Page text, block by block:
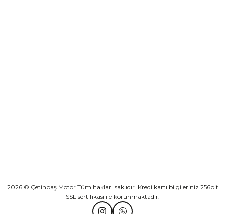
TVS Wego Kilit Seti Mondial Turismo 50 Kaporta Seti Sarı
2026 © Çetinbaş Motor Tüm hakları saklıdır. Kredi kartı bilgileriniz 256bit
SSL sertifikası ile korunmaktadır.